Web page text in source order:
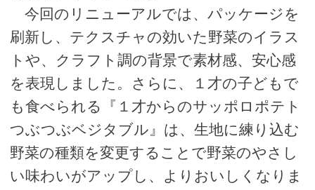
今回のリニューアルでは、パッケージを
刷新し、テクスチャの効いた野菜のイラス
トや、クラフト調の背景で素材感、安心感
を表現しました。さらに、１才の子どもで
も食べられる『１才からのサッポロポテト
つぶつぶベジタブル』は、生地に練り込む
野菜の種類を変更することで野菜のやさし
い味わいがアップし、よりおいしくなりま